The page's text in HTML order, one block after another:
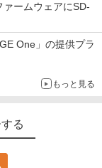
ームウェアにSD-
One」の提供プラ
もっと見る
る